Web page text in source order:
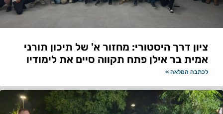
ציון דרך היסטורי: מחזור א' של תיכון תורני
אמית בר אילן פתח תקווה סיים את לימודיו
לכתבה המלאה »